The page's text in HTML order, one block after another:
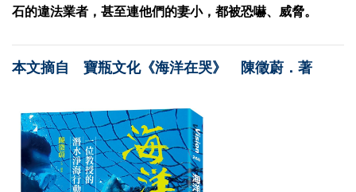
石的違法業者，甚至連他們的妻小，都被恐嚇、威脅。
本文摘自 寶瓶文化《海洋在哭》 陳徵蔚．著